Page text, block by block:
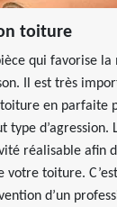
toiture
qui favorise
Il est très
en parfaite
type d’agression.
réalisable afin
votre toiture.
d’un